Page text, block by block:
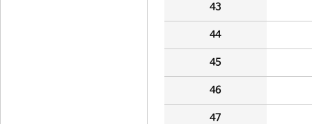
43
44
45
46
47